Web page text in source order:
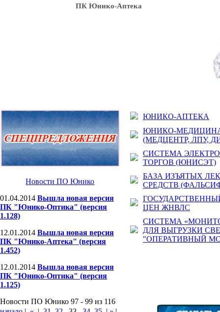
ПК Юнико-Аптека
Новости ПО Юнико
01.04.2014 Вышла новая версия
ПК "Юнико-Оптика" (версия
1.128)
12.01.2014 Вышла новая версия
ПК "Юнико-Аптека" (версия
1.452)
12.01.2014 Вышла новая версия
ПК "Юнико-Оптика" (версия
1.125)
Новости ПО Юнико 97 - 99 из 116
ЮНИКО-АПТЕКА
ЮНИКО-
(МЕДЦЕНТР, ЛПУ,
СИСТЕМА
ТОРГОВ (ЮНИСЭТ)
БАЗА ИЗЪЯТЫХ
СРЕДСТВ
ЦЕН ЖНВЛС
СИСТЕМА
ДЛЯ ВЫГРУЗКИ
"ОПЕРАТИВНЫЙ